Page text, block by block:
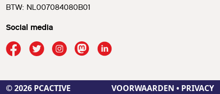
BTW: NL007084080B01
Social media
© 2026 PCACTIVE VOORWAARDEN • PRIVACY